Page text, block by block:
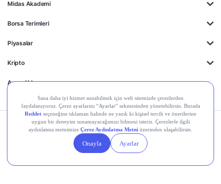
Midas Akademi
Borsa Terimleri
Piyasalar
Kripto
Ayrıcalıklar
Kişisel Verilerin
Gizlilik
Politikası
Yasal
Duyurular
Çerez